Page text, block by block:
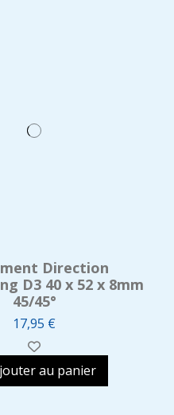
Direction
D3 40 x 52 x 8mm
45/45°
17,95 €
au panier